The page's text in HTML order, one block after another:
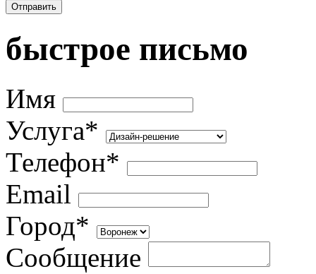
Отправить
быстрое письмо
Имя
Услуга*
Телефон*
Email
Город*
Сообщение